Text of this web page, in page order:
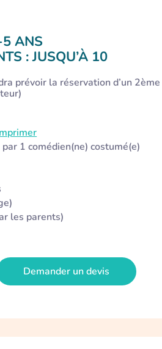
ANS
: JUSQU’À 10
prévoir la réservation d’un 2ème
1 comédien(ne) costumé(e)
les parents)
Demander un devis